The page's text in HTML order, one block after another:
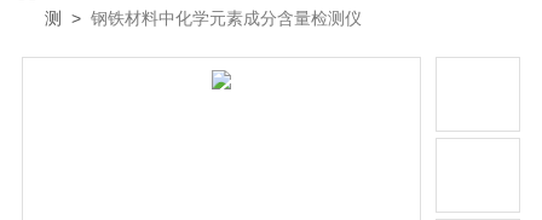
测 >钢铁材料中化学元素成分含量检测仪